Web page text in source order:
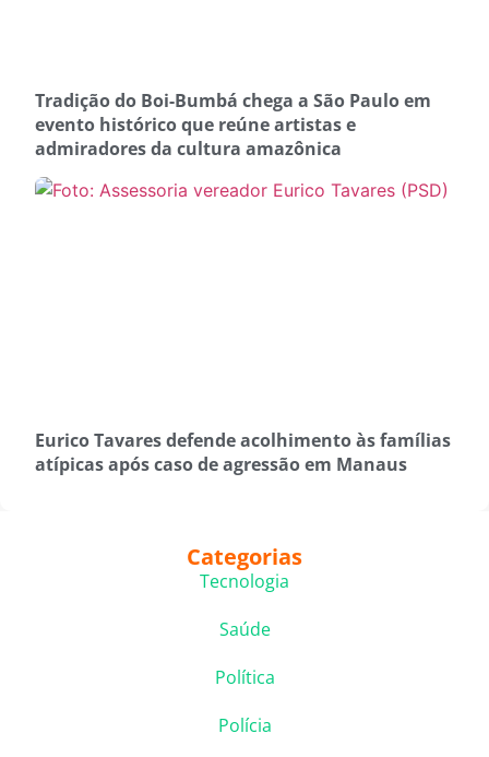
Tradição do Boi-Bumbá chega a São Paulo em
evento histórico que reúne artistas e
admiradores da cultura amazônica
Eurico Tavares defende acolhimento às famílias
atípicas após caso de agressão em Manaus
Categorias
Tecnologia
Saúde
Política
Polícia